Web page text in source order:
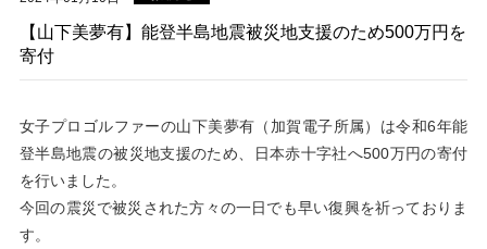
【山下美夢有】能登半島地震被災地支援のため500万円を
寄付
女子プロゴルファーの山下美夢有（加賀電子所属）は令和6年能
登半島地震の被災地支援のため、日本赤十字社へ500万円の寄付
を行いました。
今回の震災で被災された方々の一日でも早い復興を祈っておりま
す。